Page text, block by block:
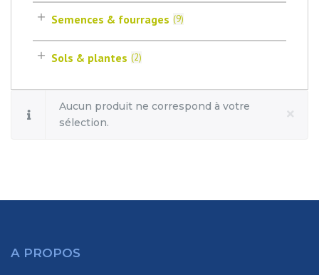
Semences & fourrages (9)
Sols & plantes (2)
Aucun produit ne correspond à votre
sélection.
A PROPOS